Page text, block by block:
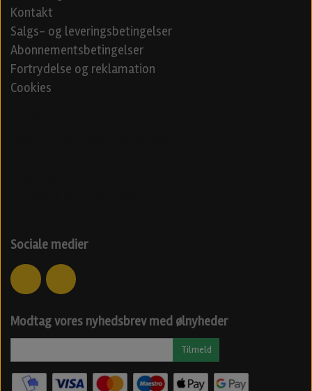
Kontakt
Salgs- og leveringsbetingelser
Abonnementsbetingelser
Fortrydelse og reklamation
Cookies
Sociale medier
Modtag vores nyhedsbrev med ølnyheder
Tilmeld